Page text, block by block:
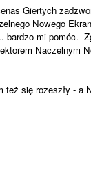
Giertych
Nowego
bardzo mi pomóc.
Naczelnym
się rozeszły - a